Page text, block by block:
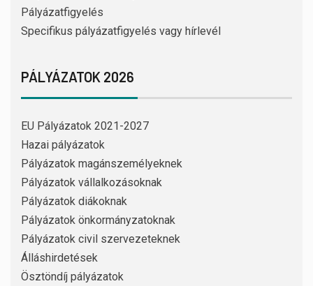
Pályázatfigyelés
Specifikus pályázatfigyelés vagy hírlevél
PÁLYÁZATOK 2026
EU Pályázatok 2021-2027
Hazai pályázatok
Pályázatok magánszemélyeknek
Pályázatok vállalkozásoknak
Pályázatok diákoknak
Pályázatok önkormányzatoknak
Pályázatok civil szervezeteknek
Álláshirdetések
Ösztöndíj pályázatok